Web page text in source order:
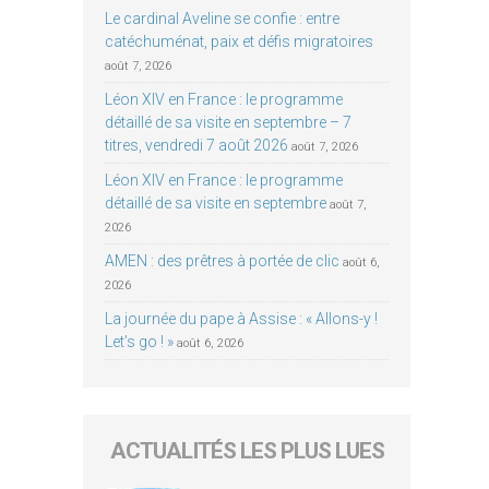
Le cardinal Aveline se confie : entre
catéchuménat, paix et défis migratoires
août 7, 2026
Léon XIV en France : le programme
détaillé de sa visite en septembre – 7
titres, vendredi 7 août 2026 août 7, 2026
Léon XIV en France : le programme
détaillé de sa visite en septembre août 7,
2026
AMEN : des prêtres à portée de clic août 6,
2026
La journée du pape à Assise : « Allons-y !
Let’s go ! » août 6, 2026
ACTUALITÉS LES PLUS LUES